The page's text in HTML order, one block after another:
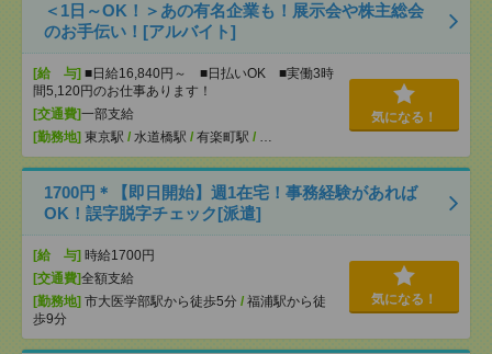
＜1日～OK！＞あの有名企業も！展示会や株主総会
のお手伝い！[アルバイト]
[給 与] ■日給16,840円～ ■日払いOK ■実働3時
間5,120円のお仕事あります！
[交通費]一部支給
[勤務地] 東京駅 / 水道橋駅 / 有楽町駅 / …
気になる！
1700円＊【即日開始】週1在宅！事務経験があれば
OK！誤字脱字チェック[派遣]
[給 与] 時給1700円
[交通費]全額支給
[勤務地] 市大医学部駅から徒歩5分 / 福浦駅から徒
歩9分
気になる！